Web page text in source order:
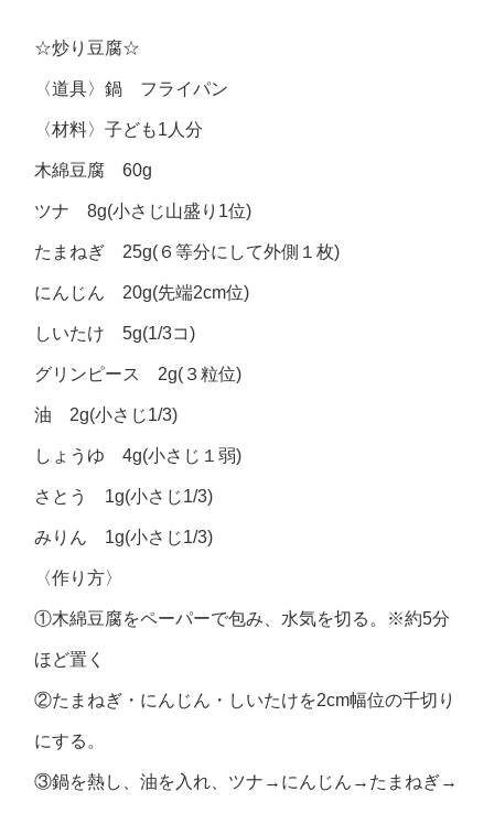
☆炒り豆腐☆
〈道具〉鍋 フライパン
〈材料〉子ども1人分
木綿豆腐 60g
ツナ 8g(小さじ山盛り1位)
たまねぎ 25g(６等分にして外側１枚)
にんじん 20g(先端2cm位)
しいたけ 5g(1/3コ)
グリンピース 2g(３粒位)
油 2g(小さじ1/3)
しょうゆ 4g(小さじ１弱)
さとう 1g(小さじ1/3)
みりん 1g(小さじ1/3)
〈作り方〉
①木綿豆腐をペーパーで包み、水気を切る。※約5分
ほど置く
②たまねぎ・にんじん・しいたけを2cm幅位の千切り
にする。
③鍋を熱し、油を入れ、ツナ→にんじん→たまねぎ→